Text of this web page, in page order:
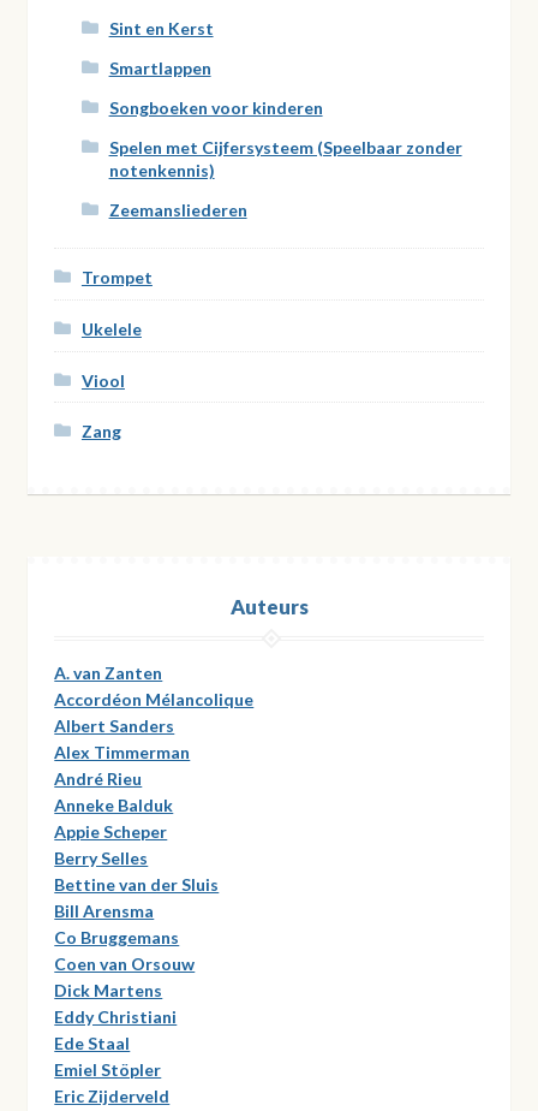
Sint en Kerst
Smartlappen
Songboeken voor kinderen
Spelen met Cijfersysteem (Speelbaar zonder
notenkennis)
Zeemansliederen
Trompet
Ukelele
Viool
Zang
Auteurs
A. van Zanten
Accordéon Mélancolique
Albert Sanders
Alex Timmerman
André Rieu
Anneke Balduk
Appie Scheper
Berry Selles
Bettine van der Sluis
Bill Arensma
Co Bruggemans
Coen van Orsouw
Dick Martens
Eddy Christiani
Ede Staal
Emiel Stöpler
Eric Zijderveld